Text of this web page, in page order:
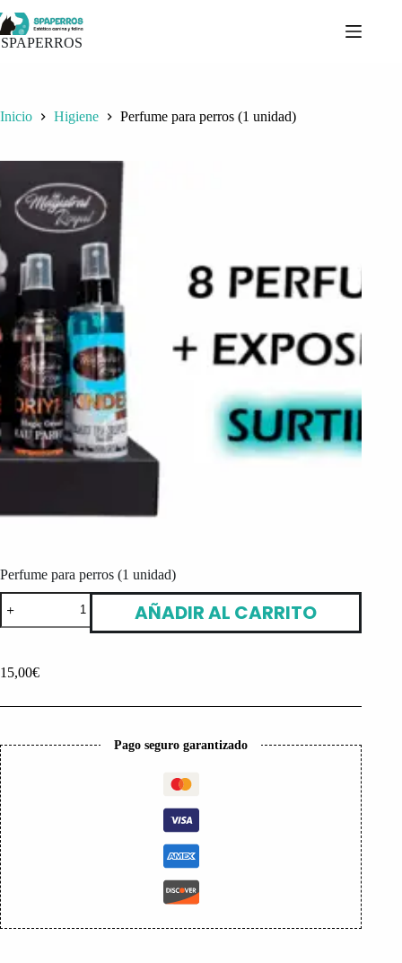
al
contenido
SPAPERROS
Inicio Higiene Perfume para perros (1 unidad)
Perfume para perros (1 unidad)
Perfume
para
perros
cantidad
AÑADIR AL CARRITO
15,00€
Pago seguro garantizado